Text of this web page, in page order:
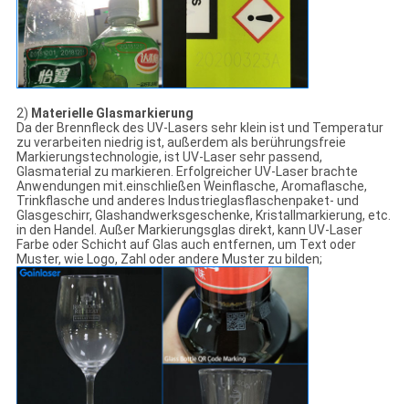
2) Materielle Glasmarkierung
Da der Brennfleck des UV-Lasers sehr klein ist und Temperatur
zu verarbeiten niedrig ist, außerdem als berührungsfreie
Markierungstechnologie, ist UV-Laser sehr passend,
Glasmaterial zu markieren. Erfolgreicher UV-Laser brachte
Anwendungen mit.einschließen Weinflasche, Aromaflasche,
Trinkflasche und anderes Industrieglasflaschenpaket- und
Glasgeschirr, Glashandwerksgeschenke, Kristallmarkierung, etc.
in den Handel. Außer Markierungsglas direkt, kann UV-Laser
Farbe oder Schicht auf Glas auch entfernen, um Text oder
Muster, wie Logo, Zahl oder andere Muster zu bilden;